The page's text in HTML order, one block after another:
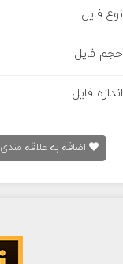
نوع فایل:
حجم فایل:
اندازه فایل:
اضافه به علاقه مندی